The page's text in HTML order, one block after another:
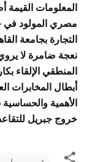
المعلومات
نعجة ضامرة لا
المنطقي الإلقاء
أبطال المخابرات
الأهمية
خروج جبريل للتقاعد قبل ١٥